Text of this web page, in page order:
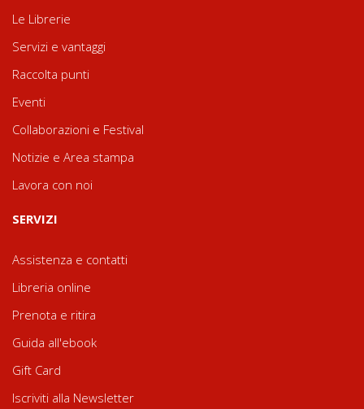
Le Librerie
Servizi e vantaggi
Raccolta punti
Eventi
Collaborazioni e Festival
Notizie e Area stampa
Lavora con noi
SERVIZI
Assistenza e contatti
Libreria online
Prenota e ritira
Guida all'ebook
Gift Card
Iscriviti alla Newsletter